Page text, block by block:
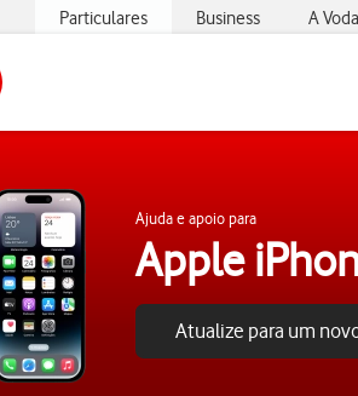
Particulares Business A
Ajuda e apoio para
Apple
Atualize para um